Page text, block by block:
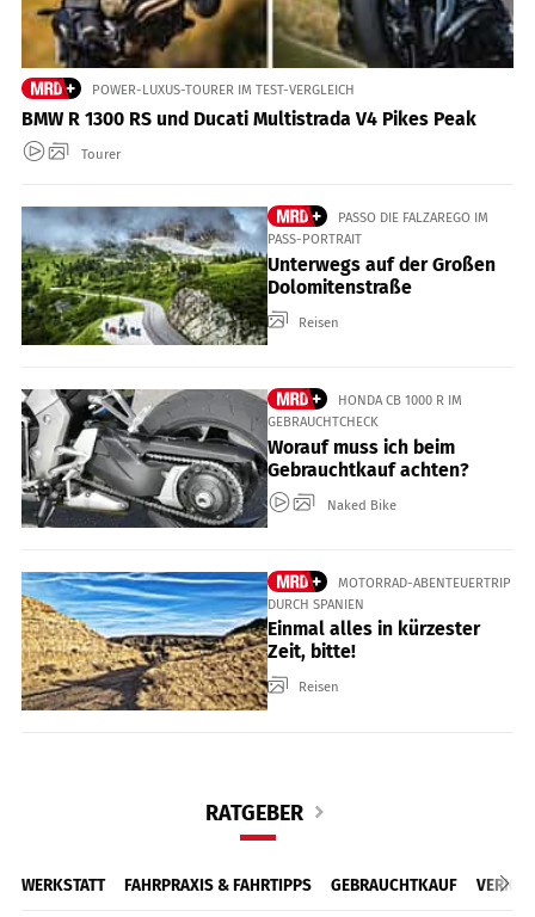
POWER-LUXUS-TOURER IM TEST-VERGLEICH
BMW R 1300 RS und Ducati Multistrada V4 Pikes Peak
Tourer
PASSO DIE FALZAREGO IM
PASS-PORTRAIT
Unterwegs auf der Großen
Dolomitenstraße
Reisen
HONDA CB 1000 R IM
GEBRAUCHTCHECK
Worauf muss ich beim
Gebrauchtkauf achten?
Naked Bike
MOTORRAD-ABENTEUERTRIP
DURCH SPANIEN
Einmal alles in kürzester
Zeit, bitte!
Reisen
RATGEBER
WERKSTATT FAHRPRAXIS & FAHRTIPPS GEBRAUCHTKAUF